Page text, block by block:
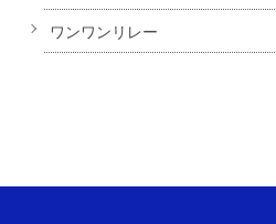
ワンワンリレー